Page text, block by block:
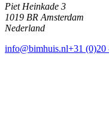
Piet Heinkade 3
1019 BR Amsterdam
Nederland
info@bimhuis.nl+31 (0)20